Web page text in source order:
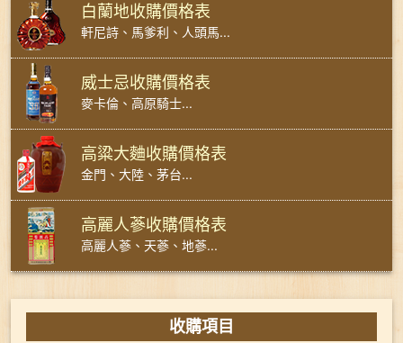
白蘭地收購價格表
軒尼詩、馬爹利、人頭馬...
威士忌收購價格表
麥卡倫、高原騎士...
高粱大麯收購價格表
金門、大陸、茅台...
高麗人蔘收購價格表
高麗人蔘、天蔘、地蔘...
收購項目